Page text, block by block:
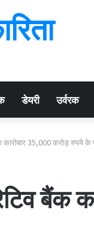
डेयरी उर्वरक
35,000 करोड़ रुपये के
बैंक